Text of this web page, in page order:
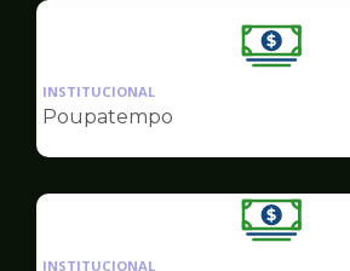
Ilustração
Finanças
INSTITUCIONAL
Poupatempo
Ilustração
INSTITUCIONAL